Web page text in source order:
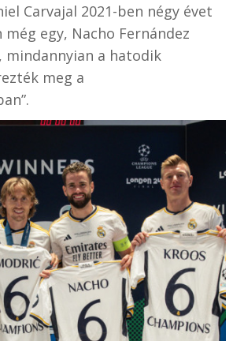
Carvajal 2021-ben négy évet
egy, Nacho Fernández
mindannyian a hatodik
meg a